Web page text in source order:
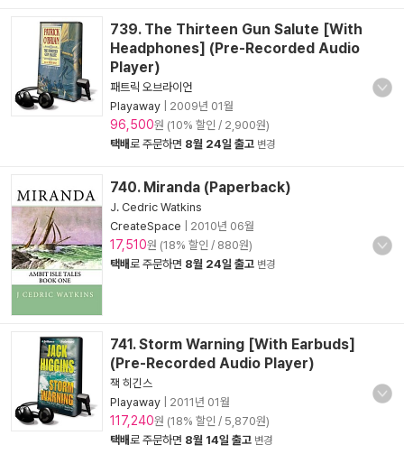
739. The Thirteen Gun Salute [With
Headphones] (Pre-Recorded Audio
Player)
패트릭 오브라이언
Playaway
2009년 01월
96,500원 (10% 할인 / 2,900원)
택배로 주문하면 8월 24일 출고 변경
740. Miranda (Paperback)
J. Cedric Watkins
CreateSpace
2010년 06월
17,510원 (18% 할인 / 880원)
택배로 주문하면 8월 24일 출고 변경
741. Storm Warning [With Earbuds]
(Pre-Recorded Audio Player)
잭 히긴스
Playaway
2011년 01월
117,240원 (18% 할인 / 5,870원)
택배로 주문하면 8월 14일 출고 변경